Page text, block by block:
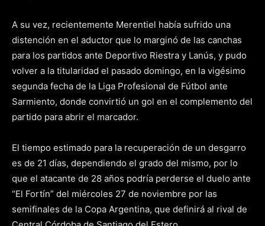
A su vez, recientemente Merentiel había sufrido una
distención en el aductor que lo marginó de las canchas
para los partidos ante Deportivo Riestra y Lanús, y pudo
volver a la titularidad el pasado domingo, en la vigésimo
segunda fecha de la Liga Profesional de Fútbol ante
Sarmiento, donde convirtió un gol en el complemento del
partido para abrir el marcador.
El tiempo estimado para la recuperación de un desgarro
es de 21 días, dependiendo el grado del mismo, por lo
que el atacante de 28 años podría perderse el duelo ante
“El Fortín” del miércoles 27 de noviembre por las
semifinales de la Copa Argentina, que definirá al rival de